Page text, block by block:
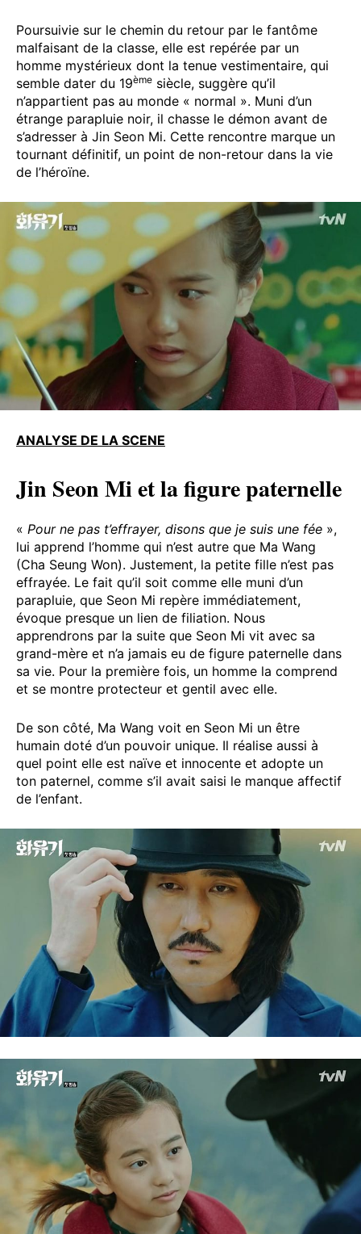
Poursuivie sur le chemin du retour par le fantôme
malfaisant de la classe, elle est repérée par un
homme mystérieux dont la tenue vestimentaire, qui
semble dater du 19ème siècle, suggère qu’il
n’appartient pas au monde « normal ». Muni d’un
étrange parapluie noir, il chasse le démon avant de
s’adresser à Jin Seon Mi. Cette rencontre marque un
tournant définitif, un point de non-retour dans la vie
de l’héroïne.
ANALYSE DE LA SCENE
Jin Seon Mi et la figure paternelle
« Pour ne pas t’effrayer, disons que je suis une fée »,
lui apprend l’homme qui n’est autre que Ma Wang
(Cha Seung Won). Justement, la petite fille n’est pas
effrayée. Le fait qu’il soit comme elle muni d’un
parapluie, que Seon Mi repère immédiatement,
évoque presque un lien de filiation. Nous
apprendrons par la suite que Seon Mi vit avec sa
grand-mère et n’a jamais eu de figure paternelle dans
sa vie. Pour la première fois, un homme la comprend
et se montre protecteur et gentil avec elle.
De son côté, Ma Wang voit en Seon Mi un être
humain doté d’un pouvoir unique. Il réalise aussi à
quel point elle est naïve et innocente et adopte un
ton paternel, comme s’il avait saisi le manque affectif
de l’enfant.